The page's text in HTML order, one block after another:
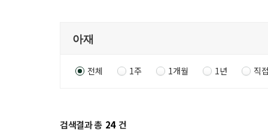
전체 1주 1개월 1년 직
검색결과 총 24 건